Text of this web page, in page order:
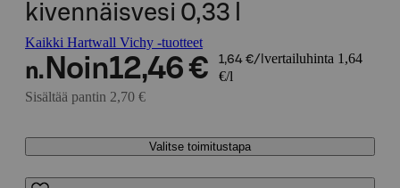
kivennäisvesi 0,33 l
Kaikki Hartwall Vichy -tuotteet
n. Noin12,46 € 1,64 €/l vertailuhinta 1,64
€/l
Sisältää pantin 2,70 €
Valitse toimitustapa